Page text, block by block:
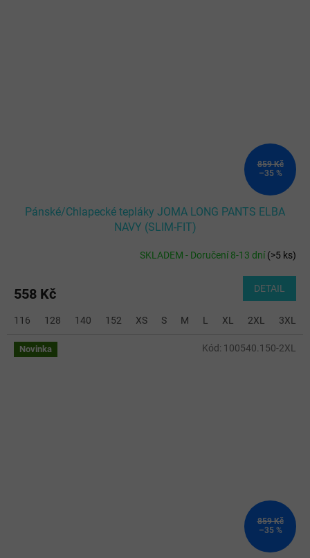
859 Kč
–35 %
Pánské/Chlapecké tepláky JOMA LONG PANTS ELBA
NAVY (SLIM-FIT)
SKLADEM - Doručení 8-13 dní(>5 ks)
558 Kč DETAIL
116 128 140 152 XS S M L XL 2XL 3XL
Novinka
859 Kč
–35 %
Kód: 100540.150-2XL